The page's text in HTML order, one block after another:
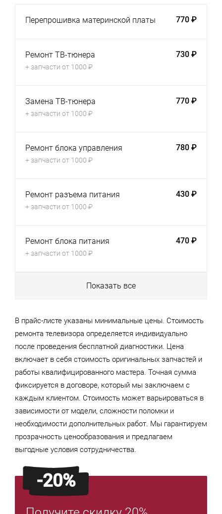
Перепрошивка материнской платы 770 ₽
Ремонт ТВ-тюнера
+ запчасти от 1000 ₽
730 ₽
Замена ТВ-тюнера
+ запчасти от 1000 ₽
770 ₽
Ремонт блока управления
+ запчасти от 1000 ₽
780 ₽
Ремонт разъема питания
+ запчасти от 1000 ₽
430 ₽
Ремонт блока питания
+ запчасти от 1000 ₽
470 ₽
Показать все
В прайс-листе указаны минимальные цены. Стоимость
ремонта телевизора определяется индивидуально
после проведения бесплатной диагностики. Цена
включает в себя стоимость оригинальных запчастей и
работы квалифицированного мастера. Точная сумма
фиксируется в договоре, который мы заключаем с
каждым клиентом. Стоимость может варьироваться в
зависимости от модели, сложности поломки и
необходимости дополнительных работ. Мы гарантируем
прозрачность ценообразования и предлагаем
выгодные условия сотрудничества.
-20%